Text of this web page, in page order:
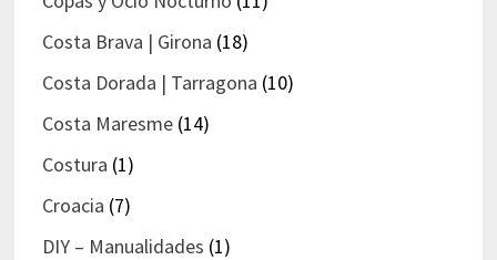
Costa Brava | Girona (18)
Costa Dorada | Tarragona (10)
Costa Maresme(14)
Costura (1)
Croacia (7)
DIY – Manualidades (1)